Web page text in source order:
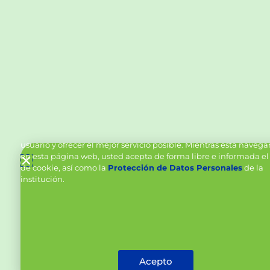
usuario y ofrecer el mejor servicio posible. Mientras está
en esta página web, usted acepta de forma libre e informada el
de cookie, así como la Protección de Datos Personalesde la
institución.
Acepto